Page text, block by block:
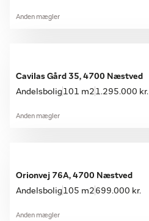
Anden mægler
Cavilas Gård 35, 4700 Næstved
Andelsbolig 101 m2 1.295.000 kr.
Anden mægler
Orionvej 76A, 4700 Næstved
Andelsbolig 105 m2 699.000 kr.
Anden mægler